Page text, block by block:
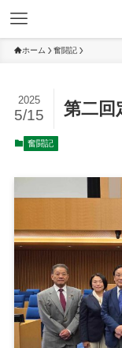
ホーム 奮闘記
第二回
2025
5/15
奮闘記